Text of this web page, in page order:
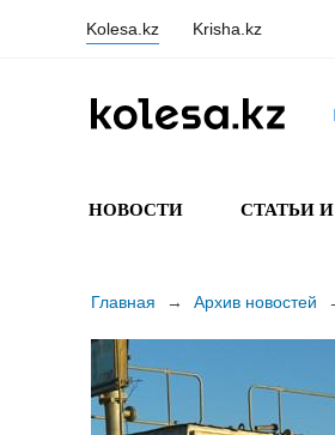
Kolesa.kz Krisha.kz
НОВОСТИ СТАТЬИ
Главная → Архив новостей